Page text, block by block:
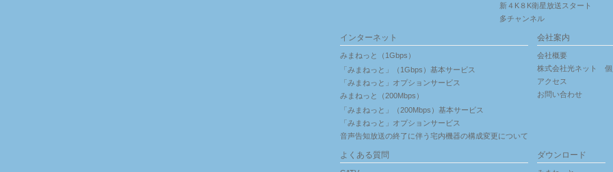
新４K８K衛星放送スタート
多チャンネル
インターネット
みまねっと（1Gbps）
「みまねっと」（1Gbps）基本サービス
「みまねっと」オプションサービス
みまねっと（200Mbps）
「みまねっと」（200Mbps）基本サービス
「みまねっと」オプションサービス
音声告知放送の終了に伴う宅内機器の構成変更について
会社案内
会社概要
株式会社光ネット 個
アクセス
お問い合わせ
よくある質問 ダウンロード